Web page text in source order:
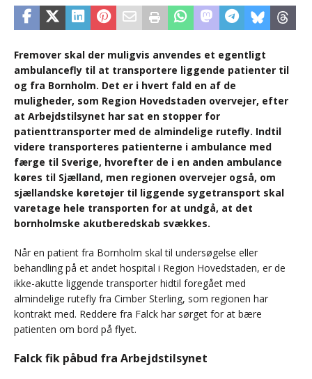
Fremover skal der muligvis anvendes et egentligt
ambulancefly til at transportere liggende patienter til
og fra Bornholm. Det er i hvert fald en af de
muligheder, som Region Hovedstaden overvejer, efter
at Arbejdstilsynet har sat en stopper for
patienttransporter med de almindelige rutefly. Indtil
videre transporteres patienterne i ambulance med
færge til Sverige, hvorefter de i en anden ambulance
køres til Sjælland, men regionen overvejer også, om
sjællandske køretøjer til liggende sygetransport skal
varetage hele transporten for at undgå, at det
bornholmske akutberedskab svækkes.
Når en patient fra Bornholm skal til undersøgelse eller
behandling på et andet hospital i Region Hovedstaden, er de
ikke-akutte liggende transporter hidtil foregået med
almindelige rutefly fra Cimber Sterling, som regionen har
kontrakt med. Reddere fra Falck har sørget for at bære
patienten om bord på flyet.
Falck fik påbud fra Arbejdstilsynet